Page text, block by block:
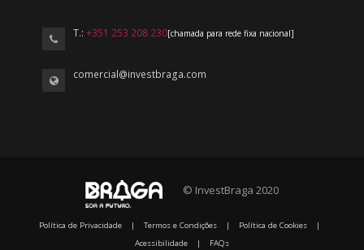
T.:+351 253 208 230[chamada para rede fixa nacional]
comercial@investbraga.com
© InvestBraga 2020
Política de Privacidade | Termos e Condições | Política de Cookies
|
Acessibilidade
| FAQs